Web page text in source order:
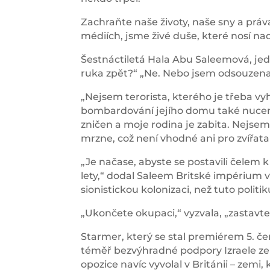
Zachraňte naše životy, naše sny a
médiích, jsme živé duše, které nosí
Šestnáctiletá Hala Abu Saleemová,
ruka zpět?“ „Ne. Nebo jsem
„Nejsem terorista, kterého je třeba
bombardování jejího domu také
zničen a moje rodina je zabita.
mrzne, což není vhodné ani pro
„Je načase, abyste se postavili
lety,“ dodal Saleem Britské impérium
sionistickou kolonizaci, než tuto
„Ukončete okupaci,“ vyzvala,
Starmer, který se stal premiérem 5.
téměř bezvýhradné podpory Izraele
opozice navíc vyvolal v Británii –